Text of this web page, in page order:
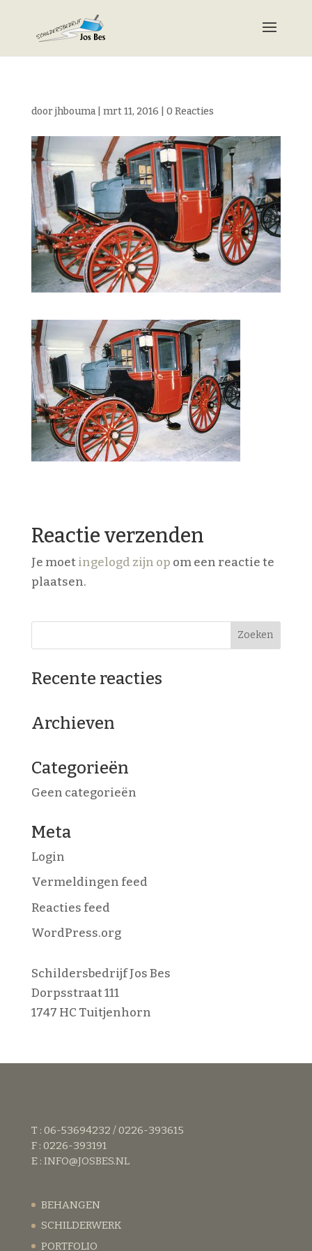
doorjhbouma| mrt 11, 2016 0 Reacties
Reactie verzenden
Je moetingelogd zijn op om een reactie te
plaatsen.
Recente reacties
Archieven
Categorieën
Geen categorieën
Meta
Login
Vermeldingen feed
Reacties feed
WordPress.org
Schildersbedrijf Jos Bes
Dorpsstraat 111
1747 HC Tuitjenhorn
T : 06-53694232 / 0226-393615
F : 0226-393191
E : INFO@JOSBES.NL
BEHANGEN
SCHILDERWERK
PORTFOLIO